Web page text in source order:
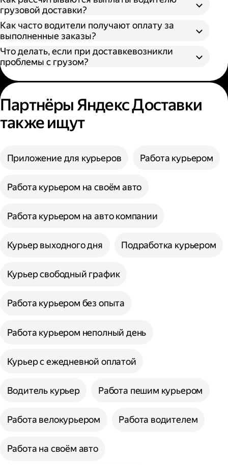
S — от 170 × 100 × 90 см
M — от 260 × 130 × 150 см
L — от 380 × 180 × 180 см
XL — от 400 × 190 × 200 см
грузовой доставки?
Как часто водители получают оплату за
выполненные заказы?
Что делать, если при доставкевозникли
проблемы с грузом?
Партнёры Яндекс Доставки
также ищут
Приложение для курьеров Работа курьером
Работа курьером на своём авто
Работа курьером на авто компании
Курьер выходного дня Подработка курьером
Курьер свободный график
Работа курьером без опыта
Работа курьером неполный день
Курьер с ежедневной оплатой
Водитель курьер Работа пешим курьером
Работа велокурьером Работа водителем
Работа на своём авто